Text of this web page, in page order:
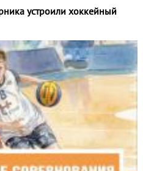
устроили хоккейный